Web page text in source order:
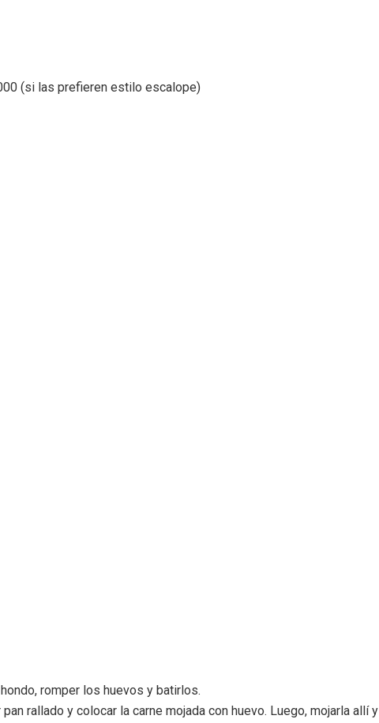
(si las prefieren estilo escalope)
romper los huevos y batirlos.
rallado y colocar la carne mojada con huevo. Luego, mojarla allí y